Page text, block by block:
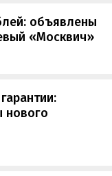
объявлены
«Москвич»
нового